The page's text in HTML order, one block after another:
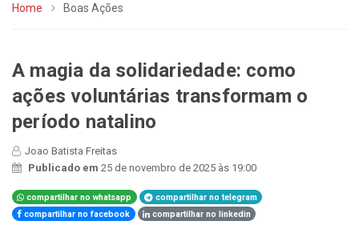
Home Boas Ações
A magia da solidariedade: como
ações voluntárias transformam o
período natalino
Joao Batista Freitas
Publicado em 25 de novembro de 2025 às 19:00
compartilhar no whatsapp
compartilhar no telegram
compartilhar no facebook
compartilhar no linkedin